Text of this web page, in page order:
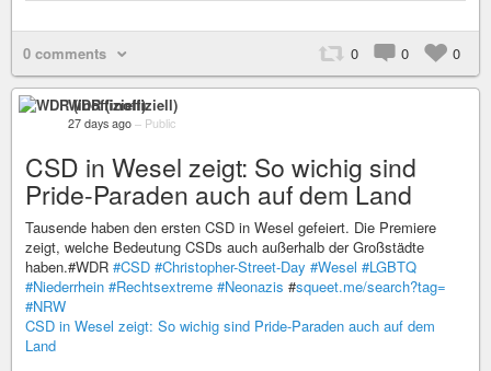
0 comments 0 0 0
WDR (inoffiziell)
27 days ago – Public
CSD in Wesel zeigt: So wichig sind
Pride-Paraden auch auf dem Land
Tausende haben den ersten CSD in Wesel gefeiert. Die Premiere
zeigt, welche Bedeutung CSDs auch außerhalb der Großstädte
haben.#WDR #CSD #Christopher-Street-Day #Wesel #LGBTQ
#Niederrhein #Rechtsextreme #Neonazis #squeet.me/search?tag=
#NRW
CSD in Wesel zeigt: So wichig sind Pride-Paraden auch auf dem
Land